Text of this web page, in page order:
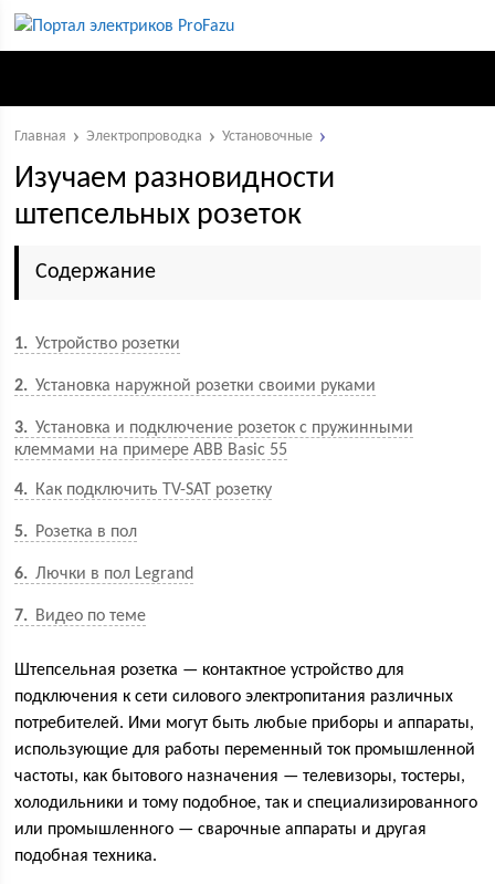
Главная Электропроводка Установочные
Изучаем разновидности
штепсельных розеток
Содержание
1 Устройство розетки
2 Установка наружной розетки своими руками
3
Установка и подключение розеток с пружинными
клеммами на примере ABB Basic 55
4 Как подключить TV-SAT розетку
5 Розетка в пол
6 Лючки в пол Legrand
7 Видео по теме
Штепсельная розетка — контактное устройство для
подключения к сети силового электропитания различных
потребителей. Ими могут быть любые приборы и аппараты,
использующие для работы переменный ток промышленной
частоты, как бытового назначения — телевизоры, тостеры,
холодильники и тому подобное, так и специализированного
или промышленного — сварочные аппараты и другая
подобная техника.